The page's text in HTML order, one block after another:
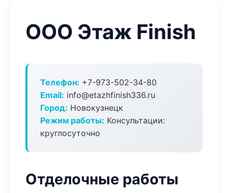
ООО Этаж Finish
Телефон: +7-973-502-34-80
Email: info@etazhfinish336.ru
Город: Новокузнецк
Режим работы: Консультации:
круглосуточно
Отделочные работы